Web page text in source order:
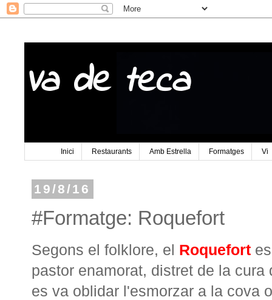
Va de teca
Inici Restaurants Amb Estrella Formatges Vi
19/8/16
#Formatge: Roquefort
Segons el folklore, el Roquefort
pastor enamorat, distret de la
es va oblidar l'esmorzar a la cova